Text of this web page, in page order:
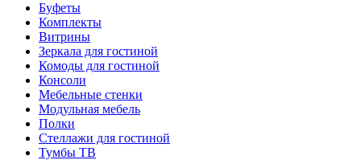
Буфеты
Комплекты
Витрины
Зеркала для гостиной
Комоды для гостиной
Консоли
Мебельные стенки
Модульная мебель
Полки
Стеллажи для гостиной
Тумбы ТВ